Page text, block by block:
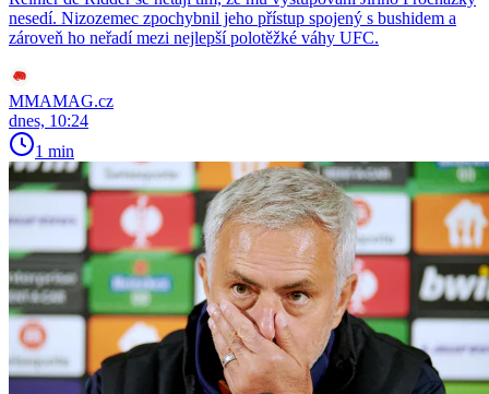
nesedí. Nizozemec zpochybnil jeho přístup spojený s bushidem a
zároveň ho neřadí mezi nejlepší polotěžké váhy UFC.
MMAMAG.cz
dnes, 10:24
1 min